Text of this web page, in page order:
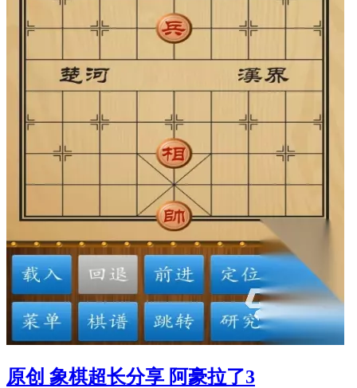
原创 象棋超长分享 阿豪拉了3